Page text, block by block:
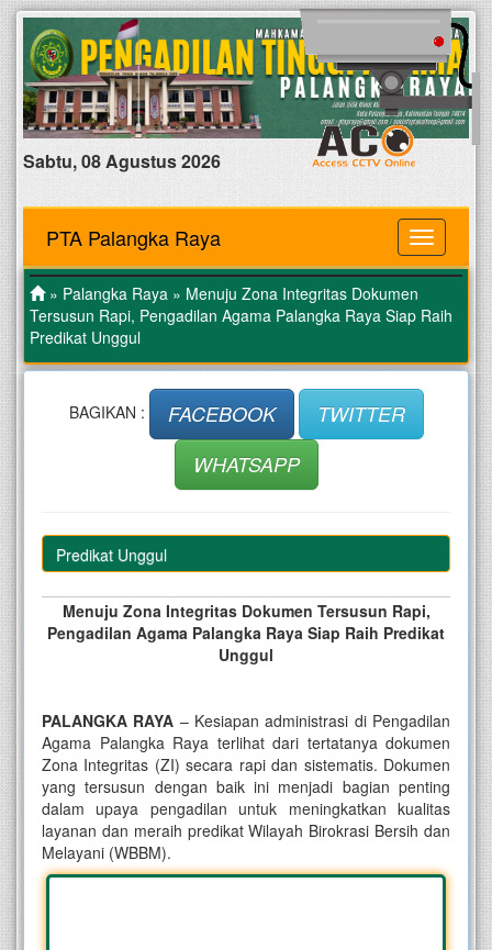
Sabtu, 08 Agustus 2026
MENU
PTA Palangka Raya
» Palangka Raya » Menuju Zona Integritas Dokumen
Tersusun Rapi, Pengadilan Agama Palangka Raya Siap Raih
Predikat Unggul
BAGIKAN : FACEBOOK
TWITTER
WHATSAPP
Predikat Unggul
Menuju Zona Integritas Dokumen Tersusun Rapi,
Pengadilan Agama Palangka Raya Siap Raih Predikat
Unggul
PALANGKA RAYA – Kesiapan administrasi di Pengadilan
Agama Palangka Raya terlihat dari tertatanya dokumen
Zona Integritas (ZI) secara rapi dan sistematis. Dokumen
yang tersusun dengan baik ini menjadi bagian penting
dalam upaya pengadilan untuk meningkatkan kualitas
layanan dan meraih predikat Wilayah Birokrasi Bersih dan
Melayani (WBBM).